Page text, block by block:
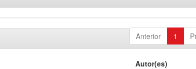
Anterior 1
Autor(es)